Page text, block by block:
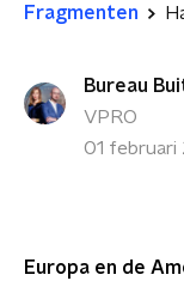
Fragmenten
Bureau
VPRO
01 februari
Europa en de